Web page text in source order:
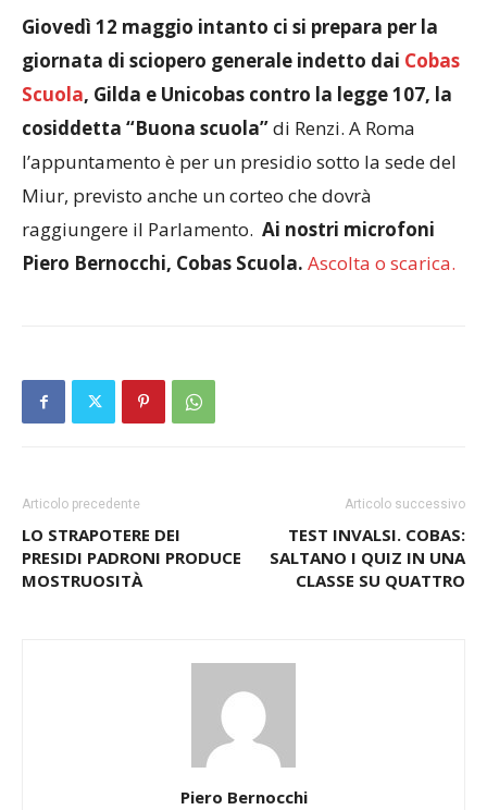
Giovedì 12 maggio intanto ci si prepara per la
giornata di sciopero generale indetto dai Cobas
Scuola, Gilda e Unicobas contro la legge 107, la
cosiddetta “Buona scuola”di Renzi. A Roma
l’appuntamento è per un presidio sotto la sede del
Miur, previsto anche un corteo che dovrà
raggiungere il Parlamento. Ai nostri microfoni
Piero Bernocchi, Cobas Scuola. Ascolta o scarica.
Articolo precedente
LO STRAPOTERE DEI
PRESIDI PADRONI PRODUCE
MOSTRUOSITÀ
Articolo successivo
TEST INVALSI. COBAS:
SALTANO I QUIZ IN UNA
CLASSE SU QUATTRO
Piero Bernocchi